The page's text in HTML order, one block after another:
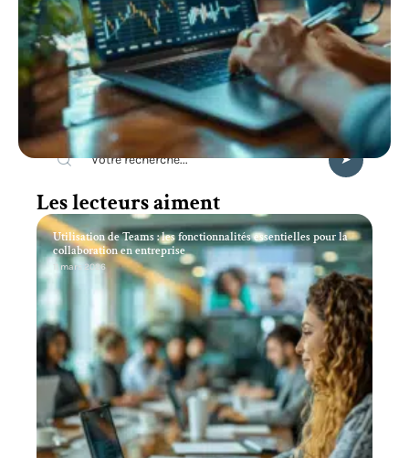
Recherche
Les lecteurs aiment
Utilisation de Teams : les fonctionnalités essentielles pour la
collaboration en entreprise
11 mars 2026